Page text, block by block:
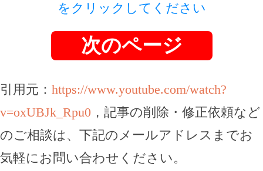
をクリックしてください
次のページ
引用元： https://www.youtube.com/watch?
v=oxUBJk_Rpu0 ，記事の削除・修正依頼など
のご相談は、下記のメールアドレスまでお
気軽にお問い合わせください。